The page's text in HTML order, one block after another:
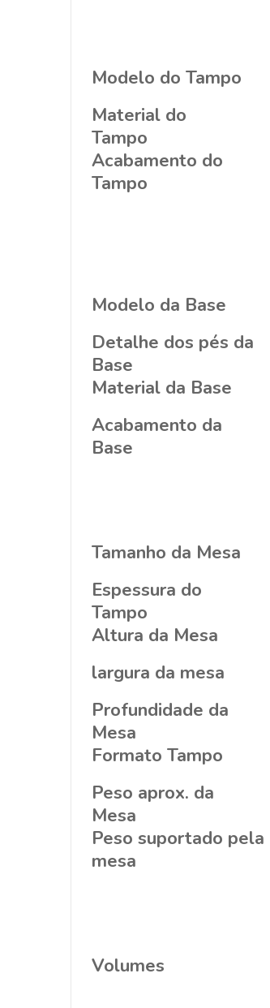
Modelo do Tampo
Material do
Tampo
Acabamento do
Tampo
Modelo da Base
Detalhe dos pés da
Base
Material da Base
Acabamento da
Base
Tamanho da Mesa
Espessura do
Tampo
Altura da Mesa
largura da mesa
Profundidade da
Mesa
Formato Tampo
Peso aprox. da
Mesa
Peso suportado pela
mesa
Volumes